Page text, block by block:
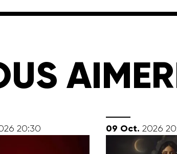
20:30 09 octobre
Oct. 2026